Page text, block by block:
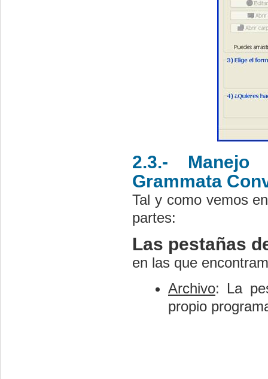
2.3.- Manejo
Grammata
Tal y como vemos
partes:
Las pestañas
en las que
Archivo: La
propio